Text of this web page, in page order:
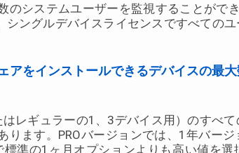
のシステムユーザーを監視することがで
ングルデバイスライセンスですべての
アをインストールできるデバイスの最
レギュラーの1、3デバイス用）のすべ
ます。PROバージョンでは、1年バー
準の1ヶ月オプションよりも高い値を選